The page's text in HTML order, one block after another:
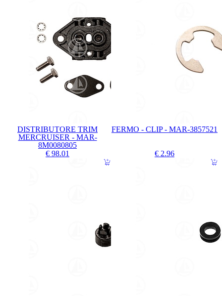
DISTRIBUTORE TRIM
MERCRUISER - MAR-
8M0080805
€ 98.01
FERMO - CLIP - MAR-3857521
€ 2.96